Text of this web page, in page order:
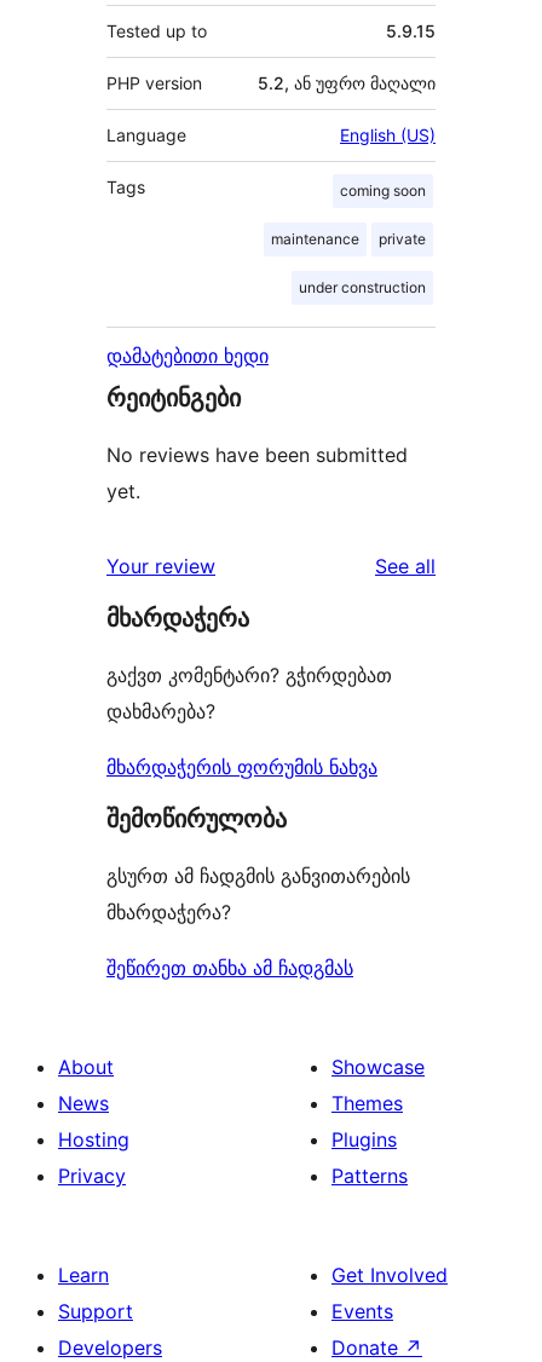
Tested up to 5.9.15
PHP version 5.2, ან უფრო მაღალი
Language English (US)
Tags coming soon
maintenance private
under construction
დამატებითი ხედი
რეიტინგები
No reviews have been submitted
yet.
Your review See all
მხარდაჭერა
გაქვთ კომენტარი? გჭირდებათ
დახმარება?
მხარდაჭერის ფორუმის ნახვა
შემოწირულობა
გსურთ ამ ჩადგმის განვითარების
მხარდაჭერა?
შეწირეთ თანხა ამ ჩადგმას
About
News
Hosting
Privacy
Showcase
Themes
Plugins
Patterns
Learn
Support
Developers
Get Involved
Events
Donate ↗